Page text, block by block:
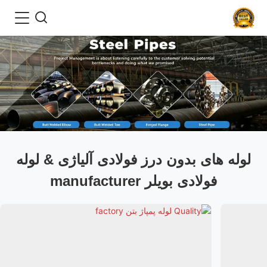
لوله های بدون درز فولادی آلیاژی & لوله
فولادی بویلر manufacturer